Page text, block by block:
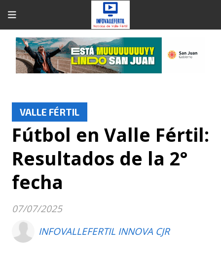
Fútbol en Valle Fértil:
Resultados de la 2°
fecha
VALLE FÉRTIL
07/07/2025
INFOVALLEFERTIL INNOVA CJR